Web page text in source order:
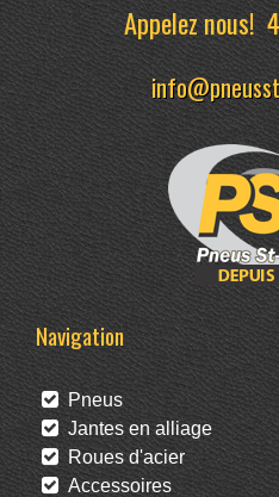
Appelez nous!
Navigation
Pneus
Jantes en alliage
Roues d'acier
Accessoires